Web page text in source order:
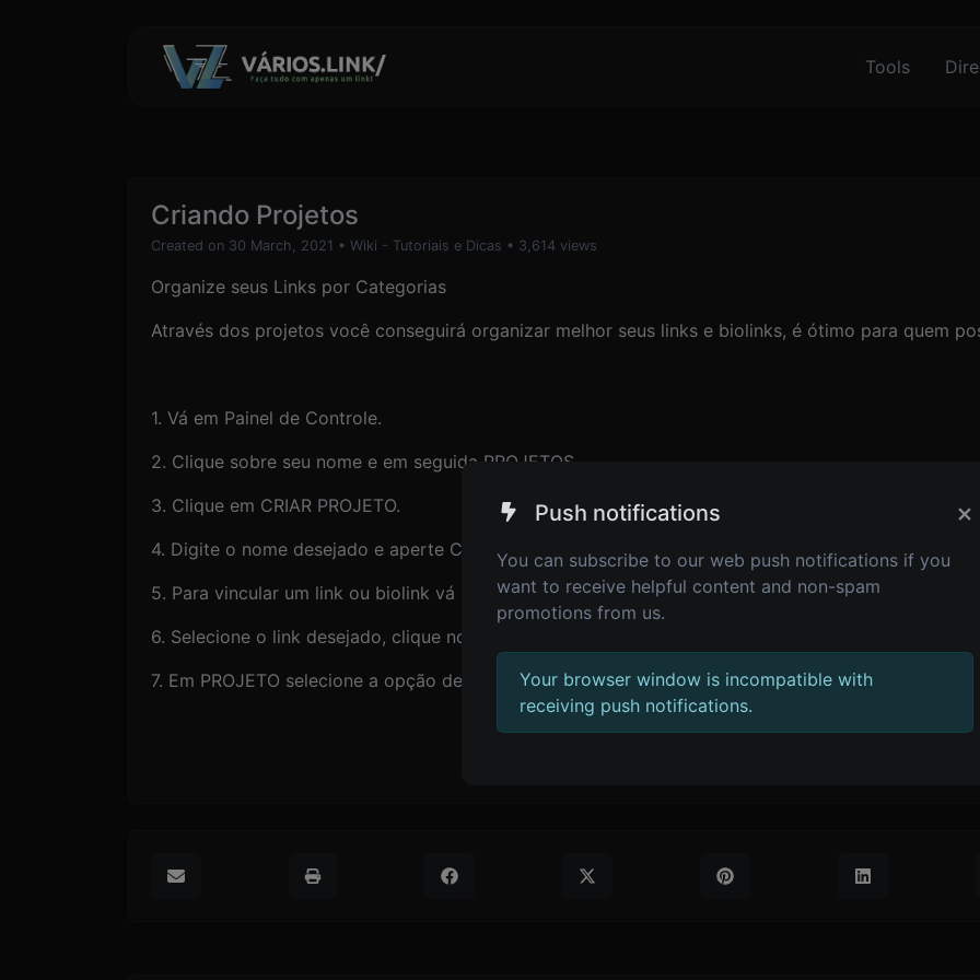
Tools
Criando Projetos
Created on 30 March, 2021 • Wiki - Tutoriais e Dicas • 3,614 views
Organize seus Links por Categorias
Através dos projetos você conseguirá organizar melhor seus links e biolinks, é ótimo para quem
1. Vá em Painel de Controle.
2. Clique sobre seu nome e em seguida PROJETOS.
3. Clique em CRIAR PROJETO.
4. Digite o nome desejado e aperte CRIAR.
5. Para vincular um link ou biolink vá no PAINEL DE CONTROLE.
6. Selecione o link desejado, clique nos 3 pontinhos e em seguida EDITAR.
7. Em PROJETO selecione a opção desejada e salve.
Push notifications ×
You can subscribe to our web push notifications if you
want to receive helpful content and non-spam
promotions from us.
Your browser window is incompatible with
receiving push notifications.